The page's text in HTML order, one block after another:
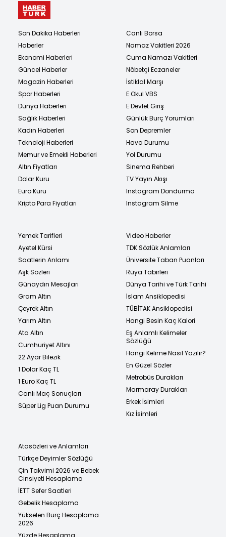
Son Dakika Haberleri
Haberler
Ekonomi Haberleri
Güncel Haberler
Magazin Haberleri
Spor Haberleri
Dünya Haberleri
Sağlık Haberleri
Kadın Haberleri
Teknoloji Haberleri
Memur ve Emekli Haberleri
Altın Fiyatları
Dolar Kuru
Euro Kuru
Kripto Para Fiyatları
Canlı Borsa
Namaz Vakitleri 2026
Cuma Namazı Vakitleri
Nöbetçi Eczaneler
İstiklal Marşı
E Okul VBS
E Devlet Giriş
Günlük Burç Yorumları
Son Depremler
Hava Durumu
Yol Durumu
Sinema Rehberi
TV Yayın Akışı
Instagram Dondurma
Instagram Silme
Yemek Tarifleri
Ayetel Kürsi
Saatlerin Anlamı
Aşk Sözleri
Günaydın Mesajları
Gram Altın
Çeyrek Altın
Yarım Altın
Ata Altın
Cumhuriyet Altını
22 Ayar Bilezik
1 Dolar Kaç TL
1 Euro Kaç TL
Canlı Maç Sonuçları
Süper Lig Puan Durumu
Video Haberler
TDK Sözlük Anlamları
Üniversite Taban Puanları
Rüya Tabirleri
Dünya Tarihi ve Türk Tarihi
İslam Ansiklopedisi
TÜBİTAK Ansiklopedisi
Hangi Besin Kaç Kalori
Eş Anlamlı Kelimeler
Sözlüğü
Hangi Kelime Nasıl Yazılır?
En Güzel Sözler
Metrobüs Durakları
Marmaray Durakları
Erkek İsimleri
Kız İsimleri
Atasözleri ve Anlamları
Türkçe Deyimler Sözlüğü
Çin Takvimi 2026 ve Bebek
Cinsiyeti Hesaplama
İETT Sefer Saatleri
Gebelik Hesaplama
Yükselen Burç Hesaplama
2026